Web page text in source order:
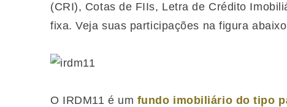
(CRI), Cotas de FIIs, Letra de Crédito
fixa. Veja suas participações na figura
O IRDM11 é um fundo imobiliário do tipo